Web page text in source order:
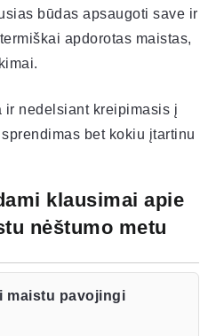
būdas apsaugoti save ir
apdorotas maistas,
nedelsiant kreipimasis į
bet kokiu įtartinu
klausimai apie
nėštumo metu
maistu pavojingi